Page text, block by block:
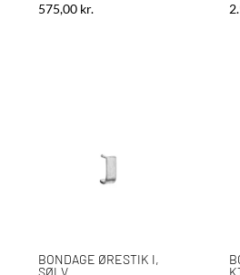
575,00 kr.
BONDAGE ØRESTIK I,